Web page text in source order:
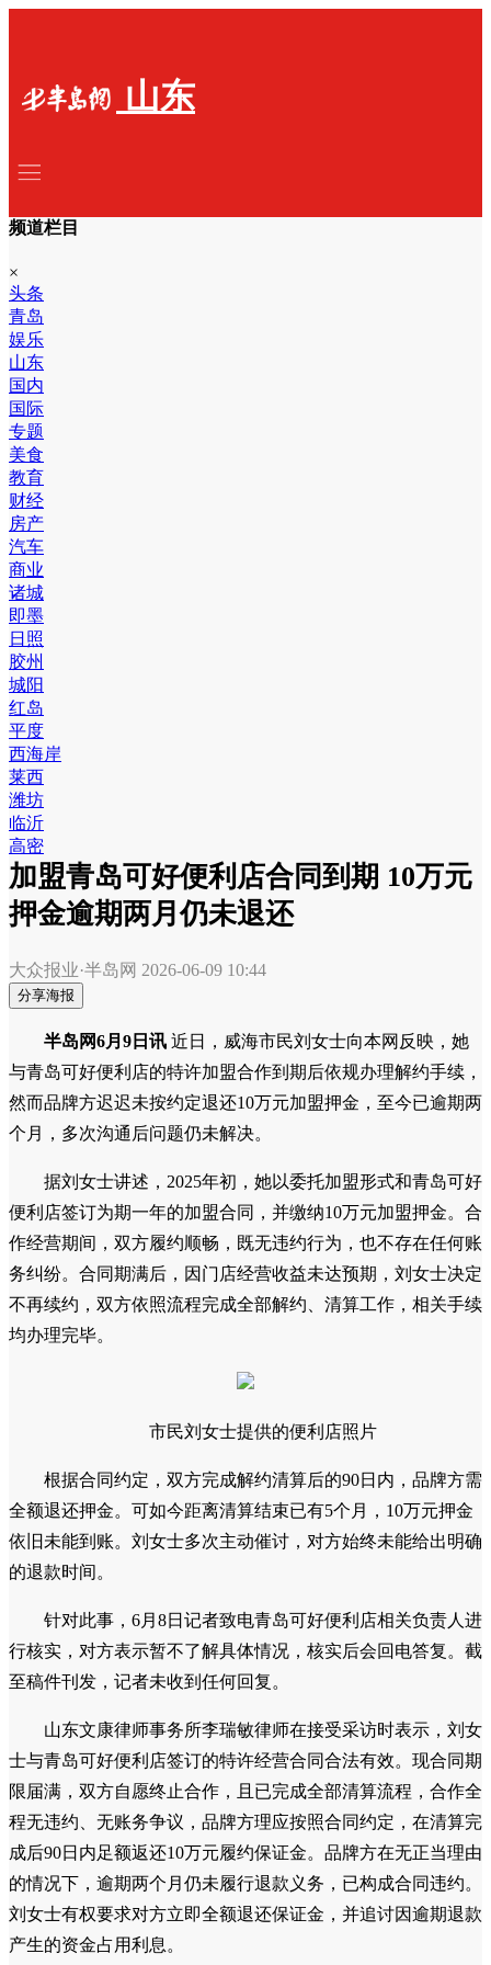
山东
频道栏目
×
头条
青岛
娱乐
山东
国内
国际
专题
美食
教育
财经
房产
汽车
商业
诸城
即墨
日照
胶州
城阳
红岛
平度
西海岸
莱西
潍坊
临沂
高密
加盟青岛可好便利店合同到期 10万元
押金逾期两月仍未退还
大众报业·半岛网 2026-06-09 10:44
分享海报
半岛网6月9日讯 近日，威海市民刘女士向本网反映，她
与青岛可好便利店的特许加盟合作到期后依规办理解约手续，
然而品牌方迟迟未按约定退还10万元加盟押金，至今已逾期两
个月，多次沟通后问题仍未解决。
据刘女士讲述，2025年初，她以委托加盟形式和青岛可好
便利店签订为期一年的加盟合同，并缴纳10万元加盟押金。合
作经营期间，双方履约顺畅，既无违约行为，也不存在任何账
务纠纷。合同期满后，因门店经营收益未达预期，刘女士决定
不再续约，双方依照流程完成全部解约、清算工作，相关手续
均办理完毕。
市民刘女士提供的便利店照片
根据合同约定，双方完成解约清算后的90日内，品牌方需
全额退还押金。可如今距离清算结束已有5个月，10万元押金
依旧未能到账。刘女士多次主动催讨，对方始终未能给出明确
的退款时间。
针对此事，6月8日记者致电青岛可好便利店相关负责人进
行核实，对方表示暂不了解具体情况，核实后会回电答复。截
至稿件刊发，记者未收到任何回复。
山东文康律师事务所李瑞敏律师在接受采访时表示，刘女
士与青岛可好便利店签订的特许经营合同合法有效。现合同期
限届满，双方自愿终止合作，且已完成全部清算流程，合作全
程无违约、无账务争议，品牌方理应按照合同约定，在清算完
成后90日内足额返还10万元履约保证金。品牌方在无正当理由
的情况下，逾期两个月仍未履行退款义务，已构成合同违约。
刘女士有权要求对方立即全额退还保证金，并追讨因逾期退款
产生的资金占用利息。